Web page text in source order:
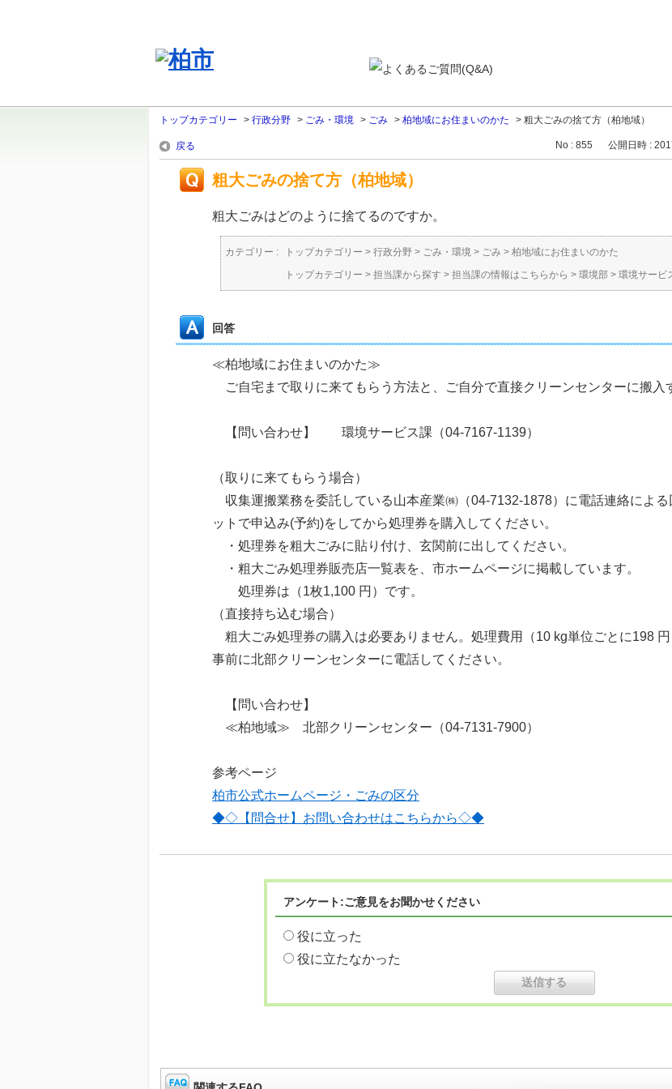
トップカテゴリー > 行政分野 > ごみ・環境 > ごみ > 柏地域にお住まいのかた > 粗大ごみの捨て方（柏地域）
戻る No : 855 公開日時 :
粗大ごみの捨て方（柏地域）
粗大ごみはどのように捨てるのですか。
カテゴリー : トップカテゴリー > 行政分野 > ごみ・環境 > ごみ > 柏地域にお住まいのかた
トップカテゴリー > 担当課から探す > 担当課の情報はこちらから > 環境部 > 環境サービ
回答
≪柏地域にお住まいのかた≫
ご自宅まで取りに来てもらう方法と、ご自分で直接クリーンセンターに搬入
【問い合わせ】 環境サービス課（04-7167-1139）
（取りに来てもらう場合）
収集運搬業務を委託している山本産業㈱（04-7132-1878）に電話連絡によ
ットで申込み(予約)をしてから処理券を購入してください。
・処理券を粗大ごみに貼り付け、玄関前に出してください。
・粗大ごみ処理券販売店一覧表を、市ホームページに掲載しています。
処理券は（1枚1,100 円）です。
（直接持ち込む場合）
粗大ごみ処理券の購入は必要ありません。処理費用（10 kg単位ごとに198
事前に北部クリーンセンターに電話してください。
【問い合わせ】
≪柏地域≫ 北部クリーンセンター（04-7131-7900）
参考ページ
柏市公式ホームページ・ごみの区分
◆◇【問合せ】お問い合わせはこちらから◇◆
アンケート:ご意見をお聞かせください
役に立った
役に立たなかった